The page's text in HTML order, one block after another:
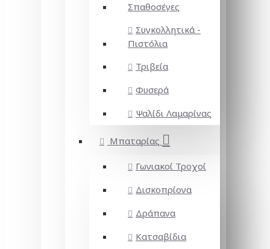
Σπαθοσέγες
Συγκολλητικά -
Πιστόλια
Τριβεία
Φυσερά
Ψαλίδι Λαμαρίνας
Μπαταρίας
Γωνιακοί Τροχοί
Δισκοπρίονα
Δράπανα
Κατσαβίδια